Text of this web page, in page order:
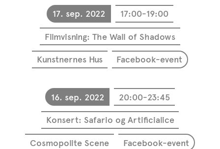
17. sep. 2022 17:00-19:00
Filmvisning: The Wall of Shadows
Kunstnernes Hus Facebook-event
16. sep. 2022 20:00-23:45
Konsert: Safario og Artificialice
Cosmopolite Scene Facebook-event